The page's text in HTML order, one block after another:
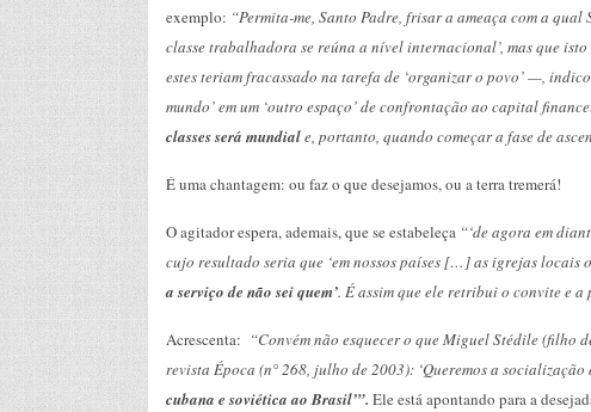
exemplo: “Permita-me, Santo Padre, frisar a ameaça com a
classe trabalhadora se reúna a nível internacional’, mas que
estes teriam fracassado na tarefa de ‘organizar o povo’ —,
mundo’ em um ‘outro espaço’ de confrontação ao capital
classes será mundiale, portanto, quando começar a fase de
É uma chantagem: ou faz o que desejamos, ou a terra tremerá!
O agitador espera, ademais, que se estabeleça “‘de agora em
cujo resultado seria que ‘em nossos países […] as igrejas locais
a serviço de não sei quem’. É assim que ele retribui o convite e
Acrescenta: “Convém não esquecer o que Miguel Stédile (filho
revista Época (n° 268, julho de 2003): ‘Queremos a socialização
cubana e soviética ao Brasil’”. Ele está apontando para a